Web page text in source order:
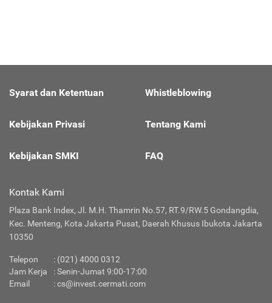
Syarat dan Ketentuan
Kebijakan Privasi
Kebijakan SMKI
Whistleblowing
Tentang Kami
FAQ
Kontak Kami
Plaza Bank Index, Jl. M.H. Thamrin No.57, RT.9/RW.5 Gondangdia,
Kec. Menteng, Kota Jakarta Pusat, Daerah Khusus Ibukota Jakarta
10350
Telepon : (021) 4000 0312
Jam Kerja
: Senin-Jumat 9:00-17:00
Email
:cs@invest.cermati.com